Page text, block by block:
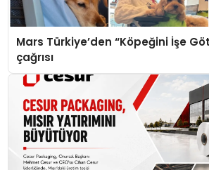
Mars Türkiye’den “Köpeğini İşe
çağrısı